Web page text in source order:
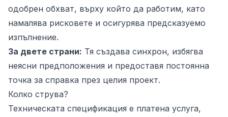
одобрен обхват, върху който да работим, като
намалява рисковете и осигурява предсказуемо
изпълнение.
За двете страни: Тя създава синхрон, избягва
неясни предположения и предоставя постоянна
точка за справка през целия проект.
Колко струва?
Техническата спецификация е платена услуга,